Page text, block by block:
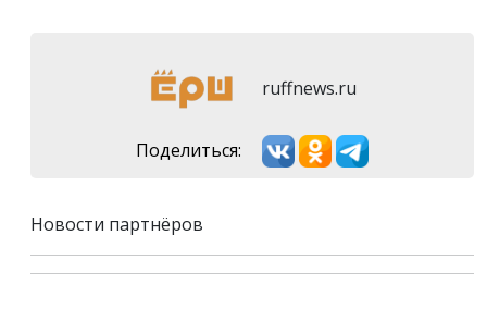
ruffnews.ru
Поделиться:
Новости партнёров